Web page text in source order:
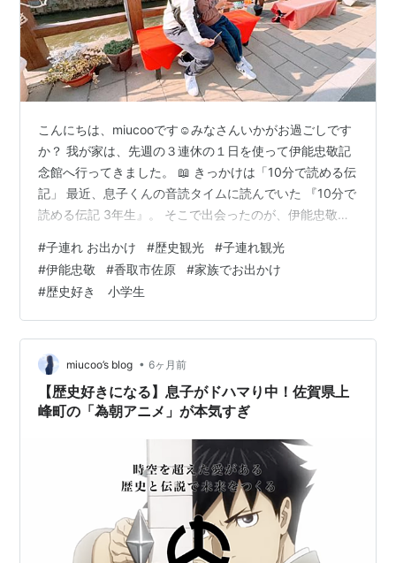
こんにちは、miucooです☺️みなさんいかがお過ごしです
か？ 我が家は、先週の３連休の１日を使って伊能忠敬記
念館へ行ってきました。 📖 きっかけは「10分で読める伝
記」 最近、息子くんの音読タイムに読んでいた 『10分で
読める伝記 3年生』。 そこで出会ったのが、伊能忠敬で
い！その地図見てみたい！」 そんな息子くんの希望を叶
えるため佐原まで足を運んできました。 千葉県香取市・
佐原の町並みも最高 記念館がある香取市の佐原エリア
は、 “北総の小江戸”と呼ばれる歴史的な町並み。 歩くだ
けで、社会の教科書の世界。 📍 伊能忠敬記念館で「本
物」に触れ…
#子連れ お出かけ #歴史観光 #子連れ観光
#伊能忠敬 #香取市佐原 #家族でお出かけ
#歴史好き 小学生
miucoo’s blog • 6ヶ月前
【歴史好きになる】息子がドハマり中！佐賀県上
峰町の「為朝アニメ」が本気すぎ